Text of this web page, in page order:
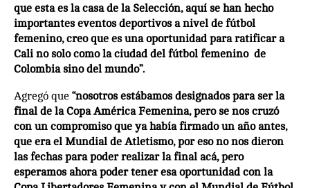
que esta es la casa de la Selección, aquí se han hecho
importantes eventos deportivos a nivel de fútbol
femenino, creo que es una oportunidad para ratificar a
Cali no solo como la ciudad del fútbol femenino de
Colombia sino del mundo”.
Agregó que “nosotros estábamos designados para ser la
final de la Copa América Femenina, pero se nos cruzó
con un compromiso que ya había firmado un año antes,
que era el Mundial de Atletismo, por eso no nos dieron
las fechas para poder realizar la final acá, pero
esperamos ahora poder tener esa oportunidad con la